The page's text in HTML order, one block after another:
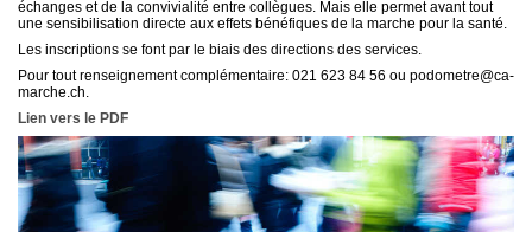
échanges et de la convivialité entre collègues. Mais elle permet avant tout
une sensibilisation directe aux effets bénéfiques de la marche pour la santé.
Les inscriptions se font par le biais des directions des services.
Pour tout renseignement complémentaire: 021 623 84 56 ou podometre@ca-
marche.ch.
Lien vers le PDF